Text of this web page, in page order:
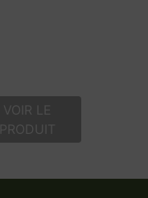
VOIR LE
PRODUIT